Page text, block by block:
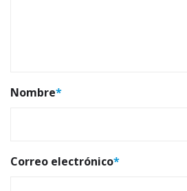
Nombre*
Correo electrónico*